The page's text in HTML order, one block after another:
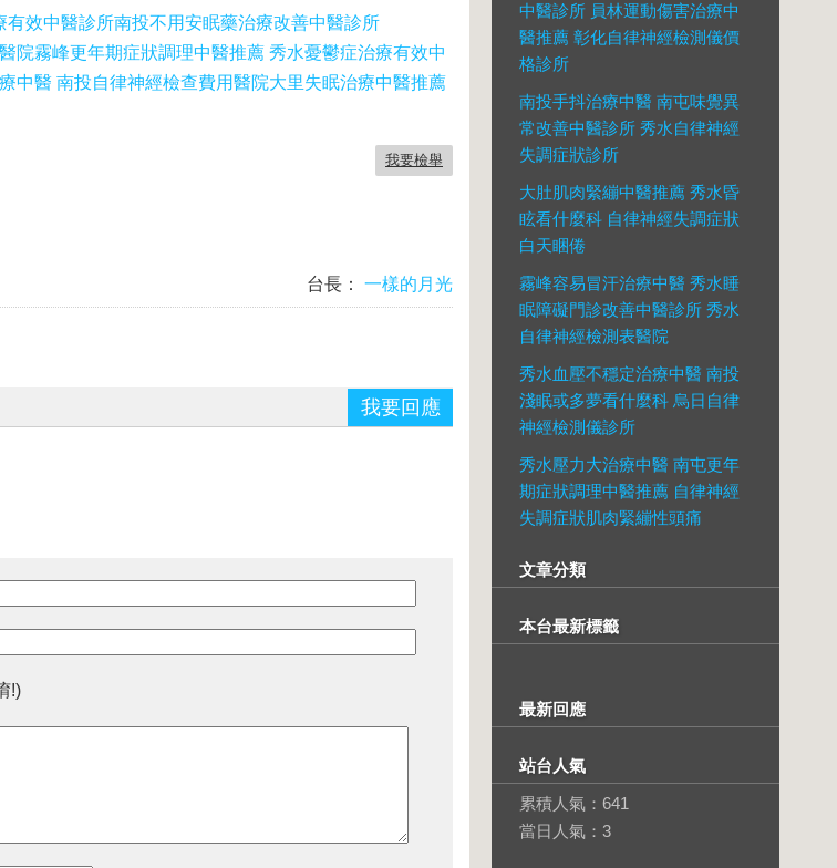
有效中醫診所南投不用安眠藥治療改善中醫診所
院霧峰更年期症狀調理中醫推薦 秀水憂鬱症治療有效中
中醫 南投自律神經檢查費用醫院大里失眠治療中醫推薦
我要檢舉
台長：
一樣的月光
我要回應
!)
中醫診所 員林運動傷害治療中
醫推薦 彰化自律神經檢測儀價
格診所
南投手抖治療中醫 南屯味覺異
常改善中醫診所 秀水自律神經
失調症狀診所
大肚肌肉緊繃中醫推薦 秀水昏
眩看什麼科 自律神經失調症狀
白天睏倦
霧峰容易冒汗治療中醫 秀水睡
眠障礙門診改善中醫診所 秀水
自律神經檢測表醫院
秀水血壓不穩定治療中醫 南投
淺眠或多夢看什麼科 烏日自律
神經檢測儀診所
秀水壓力大治療中醫 南屯更年
期症狀調理中醫推薦 自律神經
失調症狀肌肉緊繃性頭痛
文章分類
本台最新標籤
最新回應
站台人氣
累積人氣： 641
當日人氣： 3